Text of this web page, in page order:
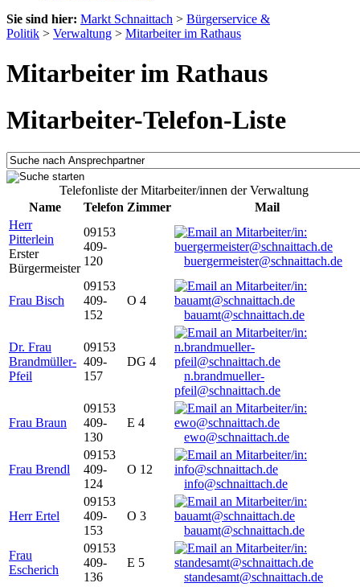
Sie sind hier: Markt Schnaittach > Bürgerservice &
Politik > Verwaltung > Mitarbeiter im Rathaus
Mitarbeiter im Rathaus
Mitarbeiter-Telefon-Liste
Telefonliste der Mitarbeiter/innen der Verwaltung
Name
Telefon Zimmer
Mail
Herr
Pitterlein
Erster
Bürgermeister
09153
409-
120
buergermeister@schnaittach.de
Frau Bisch
09153
409-
152
O 4
bauamt@schnaittach.de
Dr. Frau
Brandmüller-
Pfeil
09153
409-
157
DG 4
n.brandmueller-
pfeil@schnaittach.de
Frau Braun
09153
409-
130
E 4
ewo@schnaittach.de
Frau Brendl
09153
409-
124
O 12
info@schnaittach.de
Herr Ertel
09153
409-
153
O 3
bauamt@schnaittach.de
Frau
Escherich
09153
409-
136
E 5
standesamt@schnaittach.de